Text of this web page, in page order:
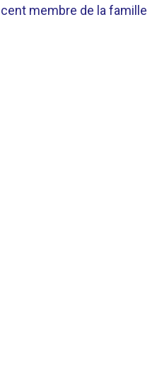
membre de la famille